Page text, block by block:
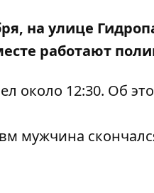
на улице
работают
около 12:30. Об
мужчина